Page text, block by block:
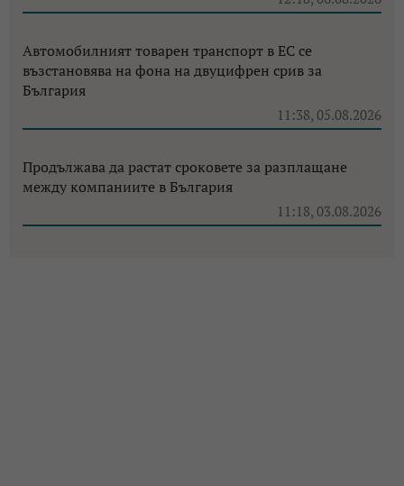
Автомобилният товарен транспорт в ЕС се
възстановява на фона на двуцифрен срив за
България
11:38, 05.08.2026
Продължава да растат сроковете за разплащане
между компаниите в България
11:18, 03.08.2026